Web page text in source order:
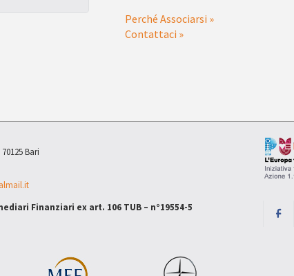
Perché Associarsi »
Contattaci »
Bari
Finanziari ex art. 106 TUB – n°19554-5